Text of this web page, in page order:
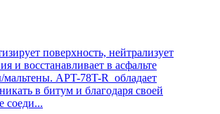
поверхность, нейтрализует
и восстанавливает в асфальте
мальтены. APT-78T-R обладает
в битум и благодаря своей
соеди...